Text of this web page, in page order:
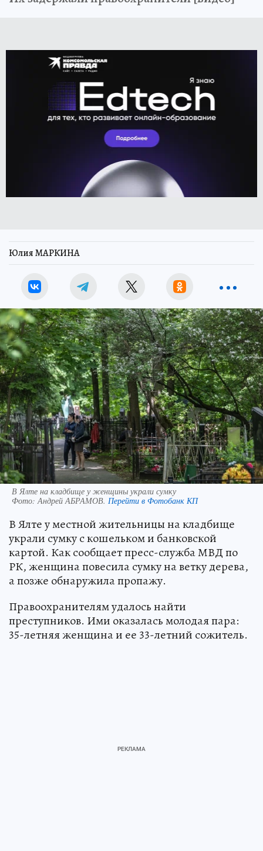
Юлия МАРКИНА
В Ялте на кладбище у женщины украли сумку
Фото:Андрей АБРАМОВ. Перейти в Фотобанк КП
В Ялте у местной жительницы на кладбище
украли сумку с кошельком и банковской
картой. Как сообщает пресс-служба МВД по
РК, женщина повесила сумку на ветку дерева,
а позже обнаружила пропажу.
Правоохранителям удалось найти
преступников. Ими оказалась молодая пара:
35-летняя женщина и ее 33-летний сожитель.